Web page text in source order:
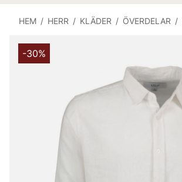
HEM / HERR / KLÄDER / ÖVERDELAR /
-30%